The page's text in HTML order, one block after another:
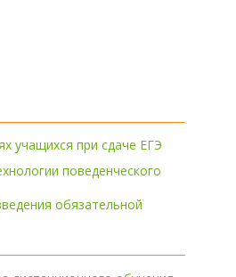
учащихся при сдаче ЕГЭ
поведенческого
обязательной